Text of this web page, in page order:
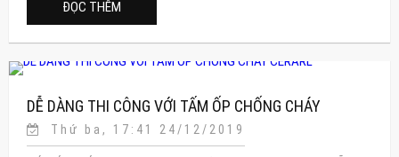
ĐỌC THÊM
DỄ DÀNG THI CÔNG VỚI TẤM ỐP CHỐNG CHÁY
CERARLThứ ba, 17:41 24/12/2019